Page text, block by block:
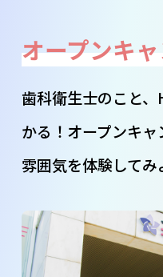
オープンキ
歯科衛生士のこと
かる！オープンキ
雰囲気を体験してみ